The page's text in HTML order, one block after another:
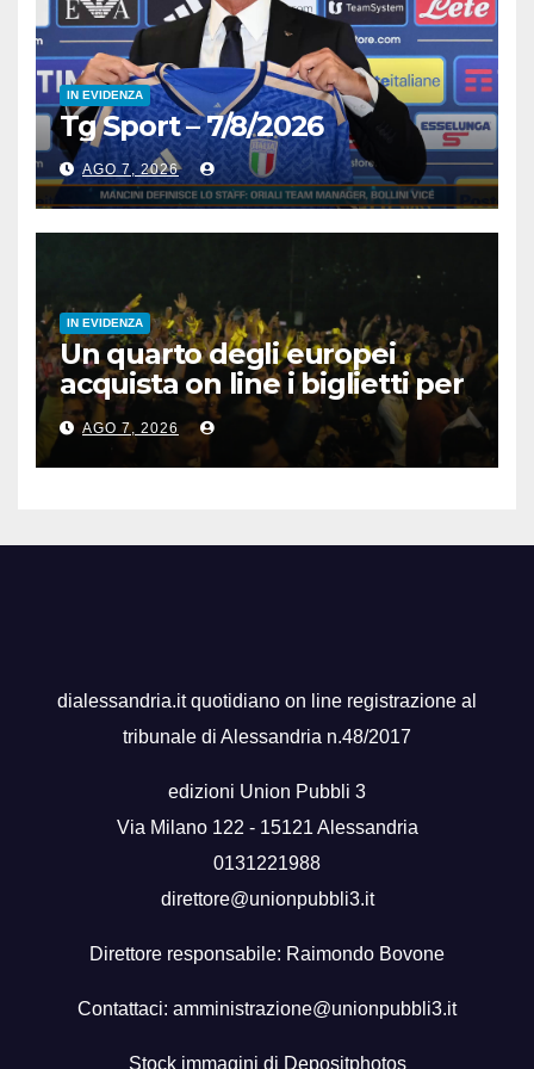
IN EVIDENZA
Tg Sport – 7/8/2026
AGO 7, 2026
IN EVIDENZA
Un quarto degli europei
acquista on line i biglietti per
gli spettacoli
AGO 7, 2026
dialessandria.it quotidiano on line registrazione al
tribunale di Alessandria n.48/2017
edizioni Union Pubbli 3
Via Milano 122 - 15121 Alessandria
0131221988
direttore@unionpubbli3.it
Direttore responsabile: Raimondo Bovone
Contattaci: amministrazione@unionpubbli3.it
Stock immagini di Depositphotos